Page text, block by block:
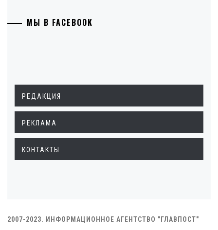
МЫ В FACEBOOK
РЕДАКЦИЯ
РЕКЛАМА
КОНТАКТЫ
2007-2023. ИНФОРМАЦИОННОЕ АГЕНТСТВО "ГЛАВПОСТ"